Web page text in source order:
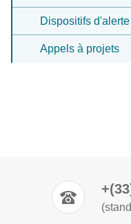
Dispositifs d'alerte
Appels à projets